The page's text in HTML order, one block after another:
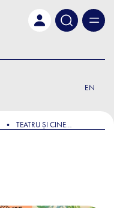
EN
TEATRU ȘI CINEMA